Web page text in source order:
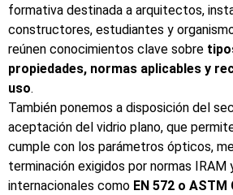
formativa destinada a arquitectos,
constructores, estudiantes y
reúnen conocimientos clave sobre
propiedades, normas aplicables y
uso.
También ponemos a disposición del
aceptación del vidrio plano, que
cumple con los parámetros ópticos,
terminación exigidos por normas IRAM
internacionales como EN 572 o ASTM